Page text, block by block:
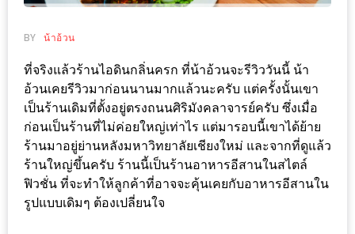
10
ร้าน
พ่อ
ค้า
แซ่บ
แม่ค้า
BY น้าอ้วน
ที่จริงแล้วร้านไอดินกลิ่นครก ที่น้าอ้วนจะรีวิววันนี้ น้า
อ้วนเคยรีวิวมาก่อนนานมากแล้วนะครับ แต่ครั้งนั้นเขา
เป็นร้านเดิมที่ตั้งอยู่ตรงถนนศิริมังคลาจารย์ครับ ซึ่งเมื่อ
ก่อนเป็นร้านที่ไม่ค่อยใหญ่เท่าไร แต่มารอบนี้เขาได้ย้าย
ร้านมาอยู่ย่านหลังมหาวิทยาลัยเชียงใหม่ และจากที่ดูแล้ว
ร้านใหญ่ขึ้นครับ ร้านนี้เป็นร้านอาหารอีสานในสไตล์
ฟิวชั่น ที่จะทำให้ลูกค้าที่อาจจะคุ้นเคยกับอาหารอีสานใน
รูปแบบเดิมๆ ต้องเปลี่ยนใจ